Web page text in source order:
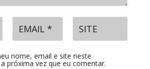
nome, email e site neste
próxima vez que eu comentar.